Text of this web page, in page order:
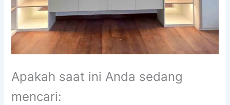
Apakah saat ini Anda sedang
mencari: